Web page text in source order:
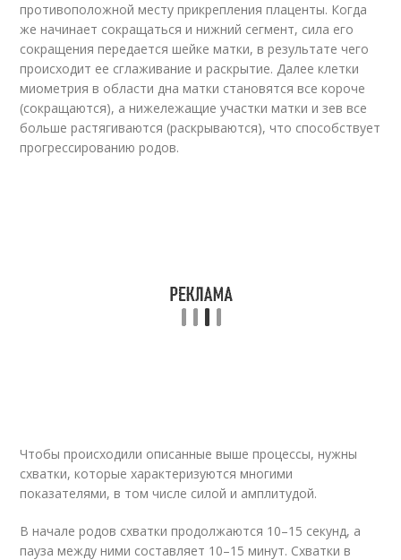
противоположной месту прикрепления плаценты. Когда
же начинает сокращаться и нижний сегмент, сила его
сокращения передается шейке матки, в результате чего
происходит ее сглаживание и раскрытие. Далее клетки
миометрия в области дна матки становятся все короче
(сокращаются), а нижележащие участки матки и зев все
больше растягиваются (раскрываются), что способствует
прогрессированию родов.
Чтобы происходили описанные выше процессы, нужны
схватки, которые характеризуются многими
показателями, в том числе силой и амплитудой.
В начале родов схватки продолжаются 10–15 секунд, а
пауза между ними составляет 10–15 минут. Схватки в